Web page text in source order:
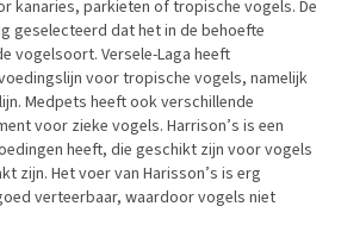
kanaries, parkieten of tropische vogels. De
geselecteerd dat het in de behoefte
vogelsoort. Versele-Laga heeft
voor tropische vogels, namelijk
Medpets heeft ook verschillende
voor zieke vogels. Harrison’s is een
heeft, die geschikt zijn voor vogels
zijn. Het voer van Harisson’s is erg
verteerbaar, waardoor vogels niet